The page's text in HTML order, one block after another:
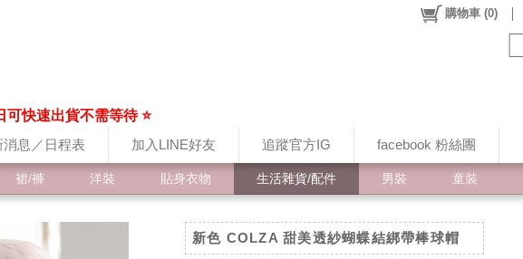
消息／日程表 加入LINE好友 追蹤官方IG facebook 粉絲團
購物車 (0)
可快速出貨不需等待 ⭐
裙/褲 洋裝 貼身衣物 生活雜貨/配件 男裝 童裝
新色 COLZA 甜美透紗蝴蝶結綁帶棒球帽